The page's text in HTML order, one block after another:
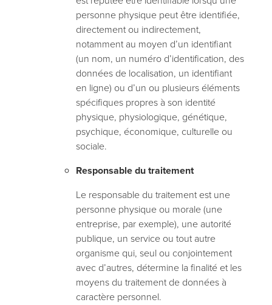
personne physique peut être identifiée,
directement ou indirectement,
notamment au moyen d’un identifiant
(un nom, un numéro d’identification, des
données de localisation, un identifiant
en ligne) ou d’un ou plusieurs éléments
spécifiques propres à son identité
physique, physiologique, génétique,
psychique, économique, culturelle ou
sociale.
Responsable du traitement
Le responsable du traitement est une
personne physique ou morale (une
entreprise, par exemple), une autorité
publique, un service ou tout autre
organisme qui, seul ou conjointement
avec d’autres, détermine la finalité et les
moyens du traitement de données à
caractère personnel.